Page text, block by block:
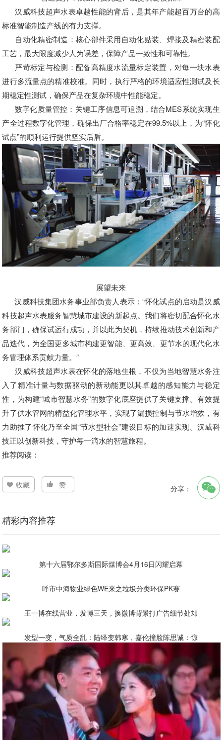
汉威科技超声水表卓越性能的背后，是其年产能超百万台的高
标准智能制造产线的有力支撑。
自动化精密制造： 核心部件采用自动化贴装、焊接及精密装配
工艺，最大限度减少人为误差，保障产品一致性和可靠性。
严苛标定与检测： 配备高精度水流量标定装置，对每一块水表
进行多流量点的精准校准。同时，执行严格的环境适应性测试及长
期稳定性测试，确保产品在复杂环境中性能稳定。
数字化质量管控： 关键工序信息可追溯，结合MES系统实现生
产全过程数字化管理，确保出厂合格率稳定在99.5%以上，为“怀化
试点”的顺利运行提供坚实后盾。
展望未来
汉威科技集团水务事业部负责人表示：“怀化试点的启动是汉威
科技超声水表服务智慧城市建设的新起点。我们将密切配合怀化水
务部门，确保试运行成功，并以此为契机，持续推动技术创新和产
品迭代，为全国更多城市构建更智能、更高效、更节水的现代化水
务管理体系贡献力量。”
汉威科技超声水表在怀化的落地生根，不仅为当地智慧水务注
入了精准计量与数据驱动的新动能更以其卓越的感知能力与稳定
性，为构建“城市智慧水务”的数字化底座提供了关键支撑。有效提
升了供水管网的精益化管理水平，实现了漏损控制与节水增效，有
力助推了怀化乃至全国“节水型社会”建设目标的加速实现。汉威科
技正以创新科技，守护每一滴水的智慧旅程。
推荐阅读：
收藏 赞 分享：
精彩内容推荐
第十六届鄂尔多斯国际煤博会4月16日闪耀启幕
呼市中海物业绿色WE来之垃圾分类环保PK赛
王一博在线营业，发博三天，换微博背景打广告细节处却
发型一变，气质全乱：陆绎变韩寒，嘉伦撞脸陈思诚：惊